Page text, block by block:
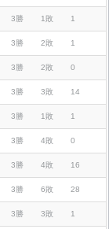
3勝 1敗 1
3勝 2敗 1
3勝 2敗 0
3勝 3敗 14
3勝 1敗 1
3勝 4敗 0
3勝 4敗 16
3勝 6敗 28
3勝 3敗 1